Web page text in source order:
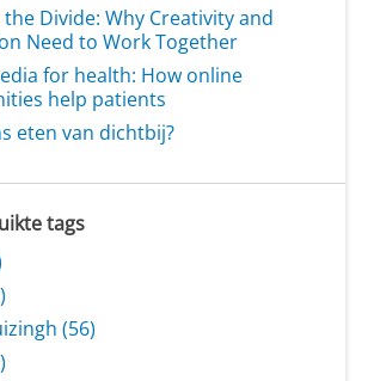
Divide: Why Creativity and
Need to Work Together
for health: How online
help patients
eten van dichtbij?
tags
(56)